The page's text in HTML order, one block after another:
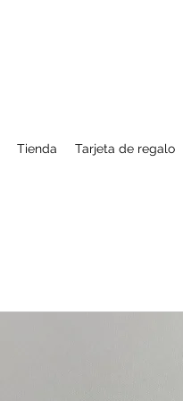
Tienda Tarjeta de regalo